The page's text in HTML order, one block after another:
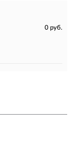
0 руб.